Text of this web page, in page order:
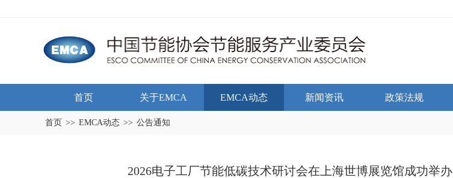
首页 关于EMCA EMCA动态 新闻资讯 政策法规
首页 >> EMCA动态 >> 公告通知
2026电子工厂节能低碳技术研讨会在上海世博展览馆成功举办